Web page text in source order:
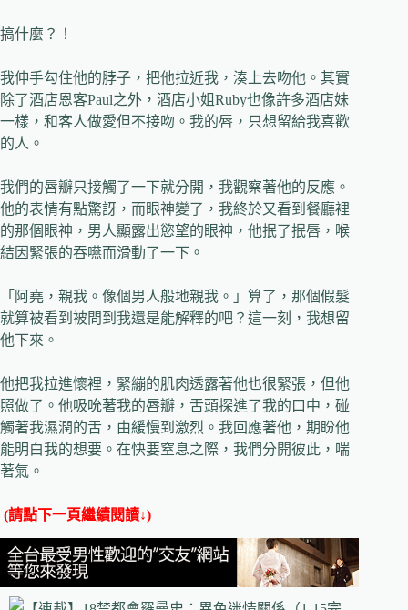
搞什麼？！
我伸手勾住他的脖子，把他拉近我，湊上去吻他。其實
除了酒店恩客Paul之外，酒店小姐Ruby也像許多酒店妹
一樣，和客人做愛但不接吻。我的唇，只想留給我喜歡
的人。
我們的唇瓣只接觸了一下就分開，我觀察著他的反應。
他的表情有點驚訝，而眼神變了，我終於又看到餐廳裡
的那個眼神，男人顯露出慾望的眼神，他抿了抿唇，喉
結因緊張的吞嚥而滑動了一下。
「阿堯，親我。像個男人般地親我。」算了，那個假髮
就算被看到被問到我還是能解釋的吧？這一刻，我想留
他下來。
他把我拉進懷裡，緊繃的肌肉透露著他也很緊張，但他
照做了。他吸吮著我的唇瓣，舌頭探進了我的口中，碰
觸著我濕潤的舌，由緩慢到激烈。我回應著他，期盼他
能明白我的想要。在快要窒息之際，我們分開彼此，喘
著氣。
(請點下一頁繼續閱讀↓)